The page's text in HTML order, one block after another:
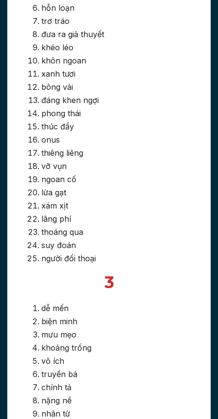
hỗn loạn
trơ tráo
đưa ra giả thuyết
khéo léo
khôn ngoan
xanh tươi
bông vải
đáng khen ngợi
phong thái
thúc đẩy
onus
thiêng liêng
vỡ vụn
ngoan cố
lừa gạt
xám xịt
lãng phí
thoáng qua
suy đoán
người đối thoại
3
dễ mến
biện minh
mưu mẹo
khoảng trống
vô ích
truyền bá
chính tả
nặng nề
nhân từ